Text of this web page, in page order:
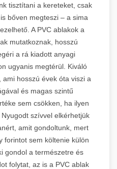
tisztítani a kereteket, csak
bőven megteszi – a sima
A PVC ablakok a
mutatkoznak, hosszú
a rá kiadott anyagi
ugyanis megtérül. Kiváló
hosszú évek óta viszi a
és magas szintű
sem csökken, ha ilyen
szívvel elkérhetjük
amit gondoltunk, mert
forintot sem költenie külön
gondol a természetre és
folytat, az is a PVC ablak